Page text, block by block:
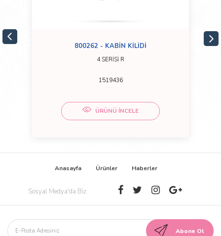
800262 - KABİN KİLİDİ
4 SERİSİ R
1519436
ÜRÜNÜ İNCELE
Anasayfa Ürünler Haberler
Sosyal Medya'da Biz